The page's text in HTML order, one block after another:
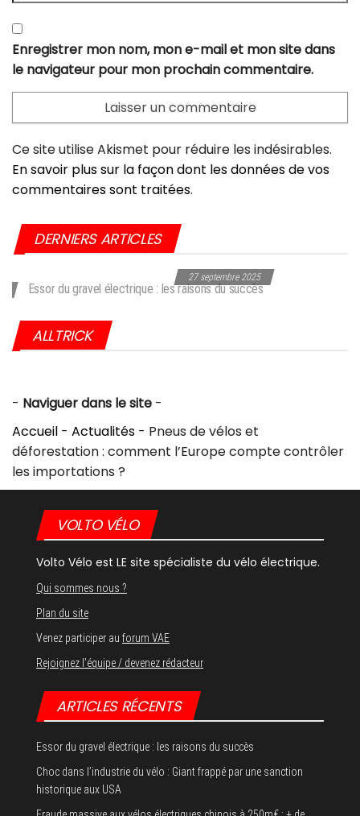
Enregistrer mon nom, mon e-mail et mon site dans
le navigateur pour mon prochain commentaire.
Ce site utilise Akismet pour réduire les indésirables.
En savoir plus sur la façon dont les données de vos
commentaires sont traitées.
DERNIERS ARTICLES
aux USA
ALLTRICK
- Naviguer dans le site -
Accueil - Actualités - Pneus de vélos et
déforestation : comment l’Europe compte contrôler
les importations ?
VOLTO VÉLO
Volto Vélo est LE site spécialiste du vélo électrique.
Qui sommes nous ?
Plan du site
Venez participer au forum VAE
Rejoignez l’équipe / devenez rédacteur
ARTICLES RÉCENTS
Essor du gravel électrique : les raisons du succès
Choc dans l’industrie du vélo : Giant frappé par une sanction
historique aux USA